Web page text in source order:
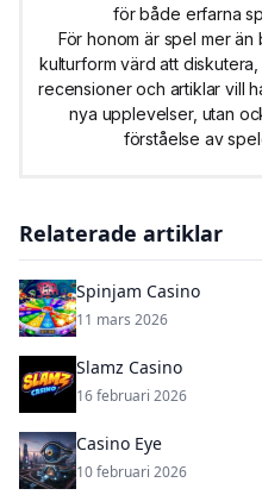
för både erfarna
För honom är spel mer
kulturform värd att
recensioner och artiklar vill
nya upplevelser, utan
förståelse av
Relaterade artiklar
Spinjam Casino
11 mars 2026
Slamz Casino
16 februari 2026
Casino Eye
10 februari 2026